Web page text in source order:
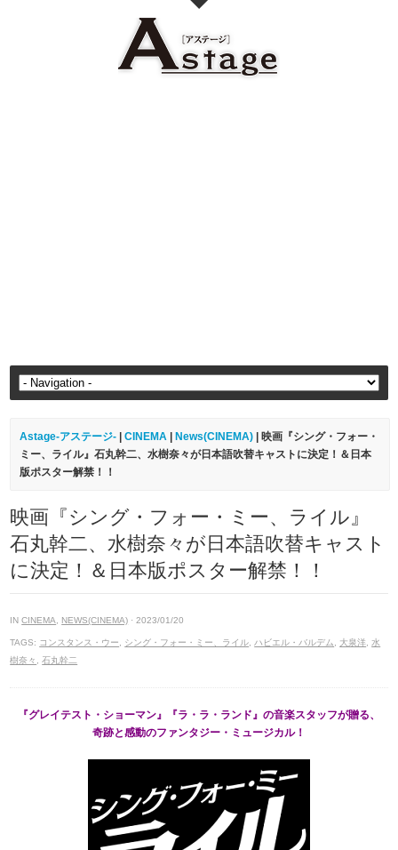
Astage-アステージ- |CINEMA News(CINEMA) | 映画『シング・フォー・
ミー、ライル』石丸幹二、水樹奈々が日本語吹替キャストに決定！＆日本
版ポスター解禁！！
映画『シング・フォー・ミー、ライル』
石丸幹二、水樹奈々が日本語吹替キャスト
に決定！＆日本版ポスター解禁！！
INCINEMA NEWS(CINEMA) · 2023/01/20
TAGS: コンスタンス・ウー シング・フォー・ミー、ライル ハビエル・バルデム 大泉洋 ,水
樹奈々
,石丸幹二
『グレイテスト・ショーマン』『ラ・ラ・ランド』の音楽スタッフが贈る、
奇跡と感動のファンタジー・ミュージカル！